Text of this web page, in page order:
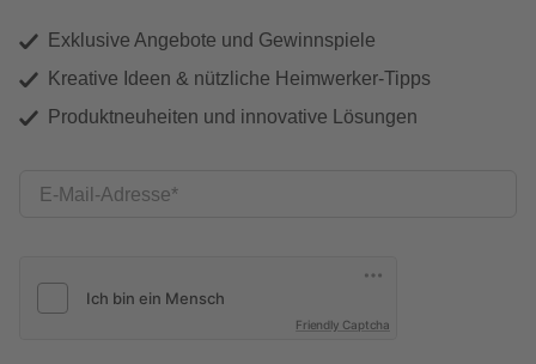
Exklusive Angebote und Gewinnspiele
Kreative Ideen & nützliche Heimwerker-Tipps
Produktneuheiten und innovative Lösungen
E-Mail-Adresse
Friendly Captcha